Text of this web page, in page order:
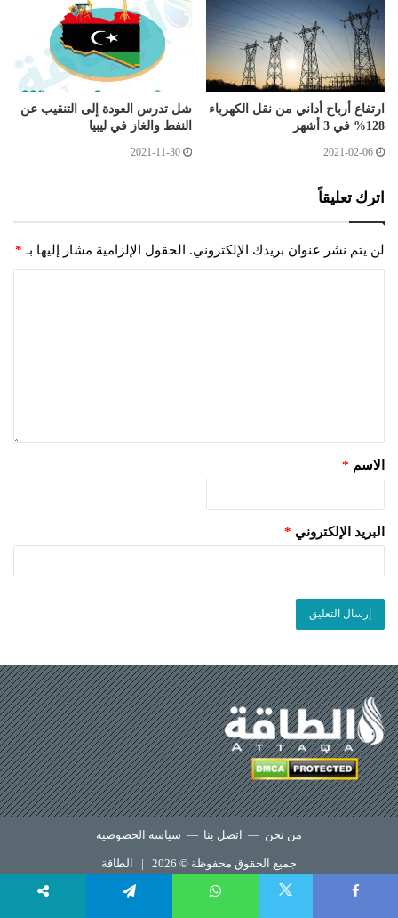
ارتفاع أرباح أداني من نقل الكهرباء
128% في 3 أشهر
2021-02-06
شل تدرس العودة إلى التنقيب عن
النفط والغاز في ليبيا
2021-11-30
اترك تعليقاً
لن يتم نشر عنوان بريدك الإلكتروني. الحقول الإلزامية مشار إليها بـ *
الاسم *
البريد الإلكتروني *
من نحن — اتصل بنا — سياسة الخصوصية
جميع الحقوق محفوظة © 2026 | الطاقة